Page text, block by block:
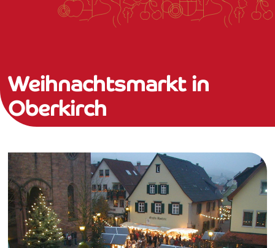
Weihnachtsmarkt in
Oberkirch